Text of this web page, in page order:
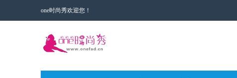
one时尚秀欢迎您！